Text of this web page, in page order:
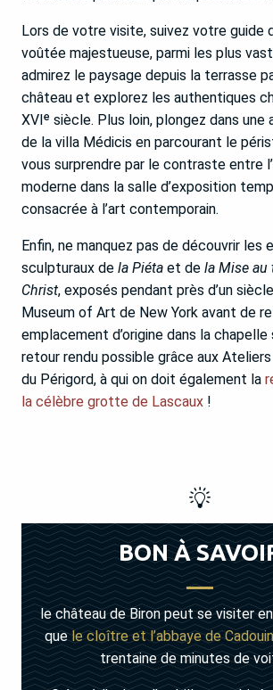
Lors de votre visite, suivez votre guide
voûtée majestueuse, parmi les plus
admirez le paysage depuis la terrasse
château et explorez les authentiques
XVIᵉ siècle. Plus loin, plongez dans une
de la villa Médicis en parcourant le
vous surprendre par le contraste entre
moderne dans la salle d’exposition
consacrée à l’art contemporain.
Enfin, ne manquez pas de découvrir les
sculpturaux de la Piéta et de la Mise au
Christ, exposés pendant près d’un
Museum of Art de New York avant de
emplacement d’origine dans la chapelle
retour rendu possible grâce aux
du Périgord, à qui on doit également la
la célèbre grotte de Lascaux !
BON À
le château de Biron peut se visiter
quele cloître et l’abbaye de Cadouin
trentaine de minutes de